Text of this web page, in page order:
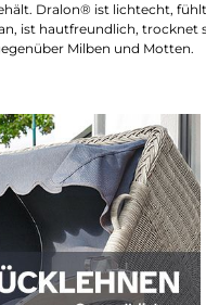
Dralon® ist lichtecht,
ist hautfreundlich, trocknet
Milben und Motten.